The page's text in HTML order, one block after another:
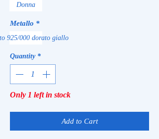
Donna
Metallo *
925/000 dorato giallo
Quantity *
Only 1 left in stock
Add to Cart